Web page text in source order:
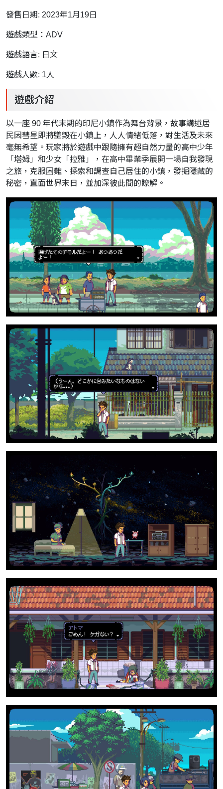
發售日期: 2023年1月19日
遊戲類型：ADV
遊戲語言: 日文
遊戲人數: 1人
遊戲介紹
以一座 90 年代末期的印尼小鎮作為舞台背景，故事講述居
民因彗星即將墜毀在小鎮上，人人情緒低落，對生活及未來
毫無希望。玩家將於遊戲中跟隨擁有超自然力量的高中少年
「塔姆」和少女「拉雅」，在高中畢業季展開一場自我發現
之旅，克服困難、探索和調查自己居住的小鎮，發掘隱藏的
秘密，直面世界末日，並加深彼此間的瞭解。